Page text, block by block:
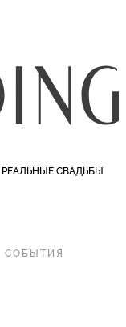
РЕАЛЬНЫЕ СВАДЬБЫ
СОБЫТИЯ